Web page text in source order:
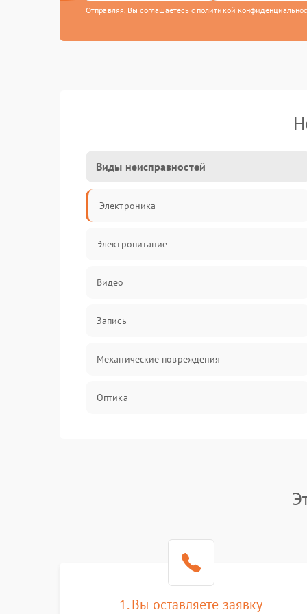
Отправляя, Вы соглашаетесь с политикой
Виды неисправностей
Электроника
Электропитание
Видео
Запись
Механические повреждения
Оптика
1. Вы оставляете заявку